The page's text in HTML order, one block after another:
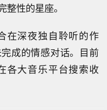
性的星座。
在深夜独自聆听的作
成的情感对话。目前
各大音乐平台搜索收